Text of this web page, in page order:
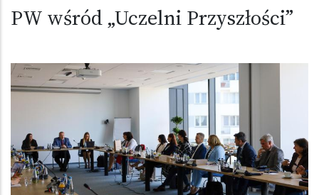
PW wśród „Uczelni Przyszłości”